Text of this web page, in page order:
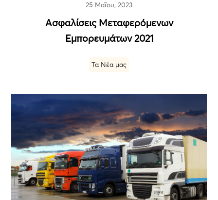
25 Μαΐου, 2023
Ασφαλίσεις Μεταφερόμενων
Εμπορευμάτων 2021
Τα Νέα μας